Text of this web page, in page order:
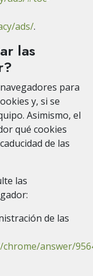
ads/.
las
para
y, si se
Asimismo, el
qué cookies
de las
las
de las
answer/